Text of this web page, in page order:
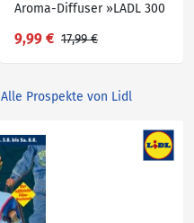
Aroma-Diffuser »LADL 300
9,99 € 17,99 €
Alle Prospekte von Lidl